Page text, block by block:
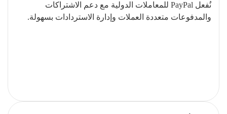
نُفعل PayPal للمعاملات الدولية مع دعم الاشتراكات
والمدفوعات متعددة العملات وإدارة الاستردادات بسهولة.